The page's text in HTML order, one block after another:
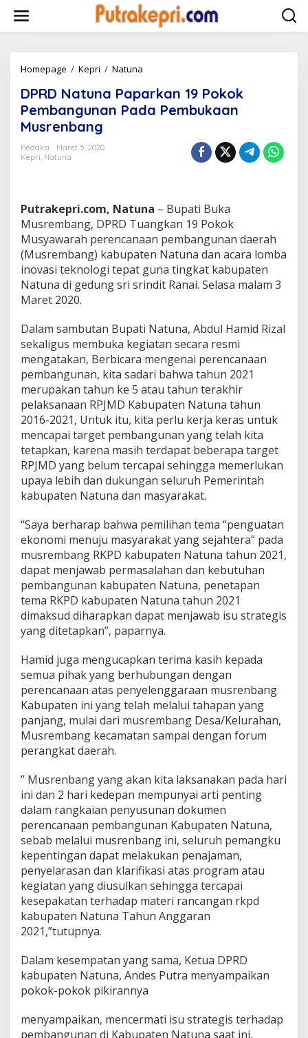
w
Homepage / Kepri / Natuna
R
D
N
a
a
r
k
a
n
1
o
k
o
k
P
e
m
b
n
g
u
n
a
n
a
d
a
P
e
m
b
u
k
n
M
u
s
e
n
n
DPRD Natuna Paparkan 19 Pokok
Pembangunan Pada Pembukaan
Musrenbang
Redaksi
Maret 5, 2020
Kepri, Natuna
Putrakepri.com, Natuna – Bupati Buka
Musrembang, DPRD Tuangkan 19 Pokok
Musyawarah perencanaan pembangunan daerah
(Musrembang) kabupaten Natuna dan acara lomba
inovasi teknologi tepat guna tingkat kabupaten
Natuna di gedung sri srindit Ranai. Selasa malam 3
Maret 2020.
Dalam sambutan Bupati Natuna, Abdul Hamid Rizal
sekaligus membuka kegiatan secara resmi
mengatakan, Berbicara mengenai perencanaan
pembangunan, kita sadari bahwa tahun 2021
merupakan tahun ke 5 atau tahun terakhir
pelaksanaan RPJMD Kabupaten Natuna tahun
2016-2021, Untuk itu, kita perlu kerja keras untuk
mencapai target pembangunan yang telah kita
tetapkan, karena masih terdapat beberapa target
RPJMD yang belum tercapai sehingga memerlukan
upaya lebih dan dukungan seluruh Pemerintah
kabupaten Natuna dan masyarakat.
“Saya berharap bahwa pemilihan tema “penguatan
ekonomi menuju masyarakat yang sejahtera” pada
musrembang RKPD kabupaten Natuna tahun 2021,
dapat menjawab permasalahan dan kebutuhan
pembangunan kabupaten Natuna, penetapan
tema RKPD kabupaten Natuna tahun 2021
dimaksud diharapkan dapat menjawab isu strategis
yang ditetapkan”, paparnya.
Hamid juga mengucapkan terima kasih kepada
semua pihak yang berhubungan dengan
perencanaan atas penyelenggaraan musrenbang
Kabupaten ini yang telah melalui tahapan yang
panjang, mulai dari musrembang Desa/Kelurahan,
Musrembang kecamatan sampai dengan forum
perangkat daerah.
” Musrenbang yang akan kita laksanakan pada hari
ini dan 2 hari kedepan mempunyai arti penting
dalam rangkaian penyusunan dokumen
perencanaan pembangunan Kabupaten Natuna,
sebab melalui musrenbang ini, seluruh pemangku
kepentingan dapat melakukan penajaman,
penyelarasan dan klarifikasi atas program atau
kegiatan yang diusulkan sehingga tercapai
kesepakatan terhadap materi rancangan rkpd
kabupaten Natuna Tahun Anggaran
2021,”tutupnya.
Dalam kesempatan yang sama, Ketua DPRD
kabupaten Natuna, Andes Putra menyampaikan
pokok-pokok pikirannya
menyampaikan, mencermati isu strategis terhadap
pembangunan di Kabupaten Natuna saat ini,